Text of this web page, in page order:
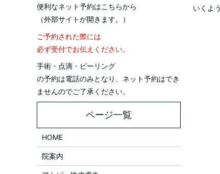
いくよ
便利なネット予約はこちらから
（外部サイトが開きます。）
ご予約された際には
必ず受付でお伝えください。
手術・点滴・ピーリング
の予約は電話のみとなり、ネット予約はでき
ませんのでご了承ください。
HOME
院案内